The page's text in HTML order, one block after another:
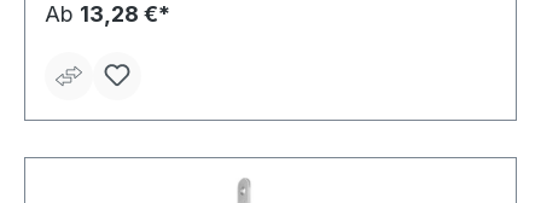
Ab 13,28 €*